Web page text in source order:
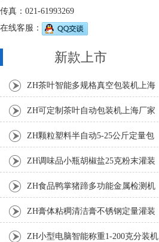
传真：021-61993269
在线客服：
新款上市
ZH茶叶智能多规格真空包装机上海
厂家 ZH可定制茶叶自动包装机上海厂家
ZH颗粒塑料半自动5-25公斤定量包
装机 ZH调味品小瓶胡椒盐25克粉末灌装
ZH食品鸭掌猪蹄多功能金属检测机
ZH膏体粘稠清洁膏不锈钢定量灌装
机厂家 ZH小型电脑智能称重1-200克分装机